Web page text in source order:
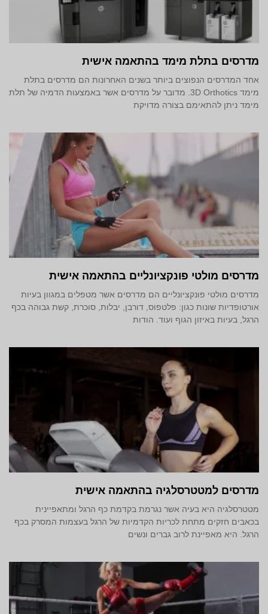
מדרסים בתלת מימד‎ בהתאמה אישית
אחד המדרסים הנפוצים ביותר בשנים האחרונות הם מדרסים בתלת
מימד 3D Orthotics. מדובר על מדרסים אשר באמצעות הדמיה של תלת
מימד ניתן להתאימם בצורה מדויקת
מדרסים מולטי פונקציונליים בהתאמה אישית
מדרסים מולטי פונקציונליים הם מדרסים אשר מטפלים במגוון בעיות
אורטופדיות שונות כגון: פלטפוס, דורבן, יבלות, סוכרת, קשת גבוהה בכף
הרגל, בעיות באיזון הגוף ועוד. הודות
מדרסים למטטרסלגיה בהתאמה אישית
מטטרסלגיה היא בעיה אשר נגרמת בקדמת כף הרגל ומתאפיינית
בכאבים חזקים מתחת לכריות הקדמיות של הרגל בעצמות המסרק בכף
הרגל. היא מאפיינת לרוב גברים ונשים